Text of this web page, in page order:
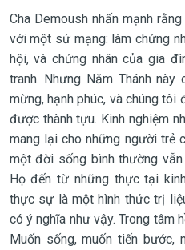
Cha Demoush nhấn mạnh
với một sứ mạng: làm chứng
hội, và chứng nhân của gia
tranh. Nhưng Năm Thánh
mừng, hạnh phúc, và chúng
được thành tựu. Kinh nghiệm
mang lại cho những người trẻ
một đời sống bình thường
Họ đến từ những thực tại
thực sự là một hình thức trị
có ý nghĩa như vậy. Trong tâm
Muốn sống, muốn tiến bước,